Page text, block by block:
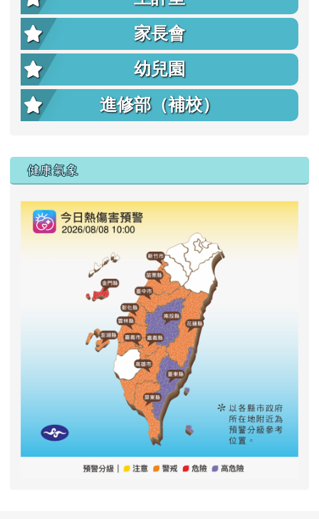
家長會
幼兒園
進修部（補校）
右邊區域內容
健康氣象